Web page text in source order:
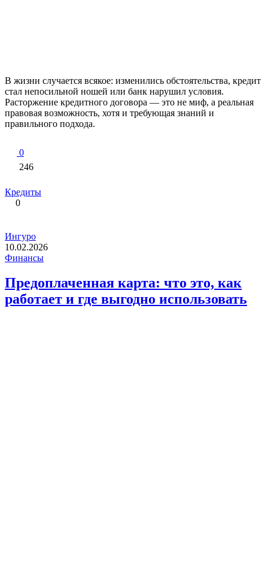
В жизни случается всякое: изменились обстоятельства, кредит
стал непосильной ношей или банк нарушил условия.
Расторжение кредитного договора — это не миф, а реальная
правовая возможность, хотя и требующая знаний и
правильного подхода.
0
246
Кредиты
0
Ингуро
10.02.2026
Финансы
Предоплаченная карта: что это, как
работает и где выгодно использовать